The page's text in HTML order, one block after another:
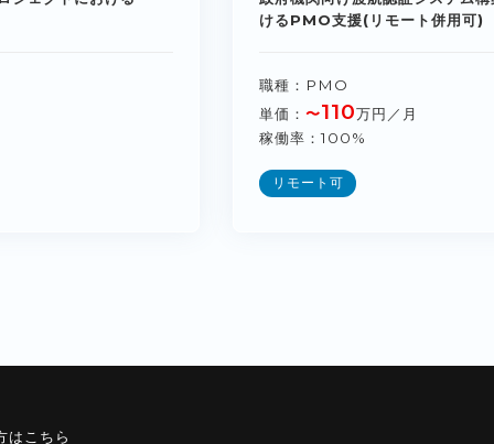
けるPMO支援(リモート併用可)
職種
PMO
単価
〜110万円／月
稼働率
100%
リモート可
はこちら